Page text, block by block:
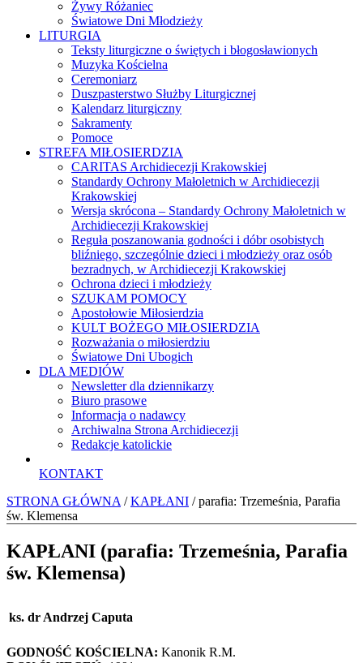
Żywy Różaniec
Światowe Dni Młodzieży
LITURGIA
Teksty liturgiczne o świętych i błogosławionych
Muzyka Kościelna
Ceremoniarz
Duszpasterstwo Służby Liturgicznej
Kalendarz liturgiczny
Sakramenty
Pomoce
STREFA MIŁOSIERDZIA
CARITAS Archidiecezji Krakowskiej
Standardy Ochrony Małoletnich w Archidiecezji
Krakowskiej
Wersja skrócona – Standardy Ochrony Małoletnich w
Archidiecezji Krakowskiej
Reguła poszanowania godności i dóbr osobistych
bliźniego, szczególnie dzieci i młodzieży oraz osób
bezradnych, w Archidiecezji Krakowskiej
Ochrona dzieci i młodzieży
SZUKAM POMOCY
Apostołowie Miłosierdzia
KULT BOŻEGO MIŁOSIERDZIA
Rozważania o miłosierdziu
Światowe Dni Ubogich
DLA MEDIÓW
Newsletter dla dziennikarzy
Biuro prasowe
Informacja o nadawcy
Archiwalna Strona Archidiecezji
Redakcje katolickie
KONTAKT
STRONA GŁÓWNA /KAPŁANI / parafia: Trzemeśnia, Parafia
św. Klemensa
KAPŁANI (parafia: Trzemeśnia, Parafia
św. Klemensa)
ks. dr Andrzej Caputa
GODNOŚĆ KOŚCIELNA: Kanonik R.M.